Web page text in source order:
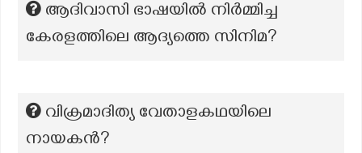
ആദിവാസി ഭാഷയിൽ നിർമ്മിച്ച
കേരളത്തിലെ ആദ്യത്തെ സിനിമ?
വിക്രമാദിത്യ വേതാളകഥയിലെ
നായകൻ?